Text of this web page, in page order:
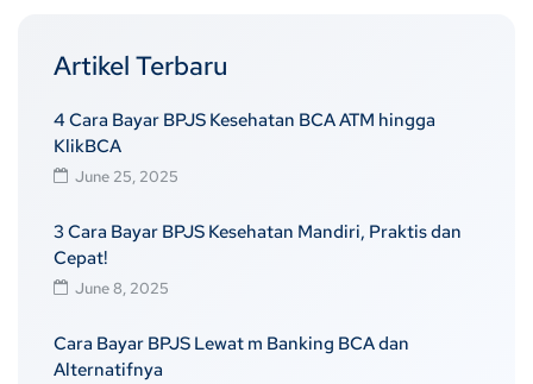
Artikel Terbaru
4 Cara Bayar BPJS Kesehatan BCA ATM hingga
KlikBCA
June 25, 2025
3 Cara Bayar BPJS Kesehatan Mandiri, Praktis dan
Cepat!
June 8, 2025
Cara Bayar BPJS Lewat m Banking BCA dan
Alternatifnya